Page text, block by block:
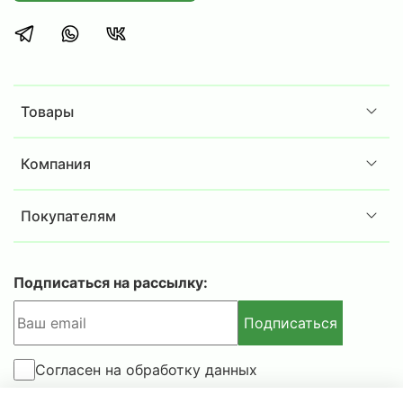
отдельное внутреннее отделение для хранения
особо ценных вещей или наличных,
повышает уровень безопасности и удобство
эксплуатации.
царапин и коррозии, а также придаёт ему
современный внешний вид.
Габариты изделий приведены без учета
габаритов выступающих деталей (замков, и
т.п.).
Допустимое отклонение +/- 10% от веса
Товары
Компания
Покупателям
Подписаться на рассылку:
Подписаться
Согласен на обработку данных